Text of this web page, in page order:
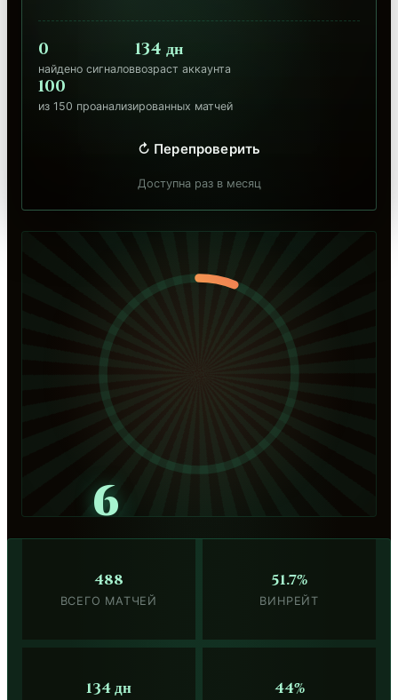
0
найдено сигналов
134 дн
возраст аккаунта
100
из 150 проанализированных матчей
↻ Перепроверить
Доступна раз в месяц
6
488
ВСЕГО МАТЧЕЙ
51.7%
ВИНРЕЙТ
134 дн 44%